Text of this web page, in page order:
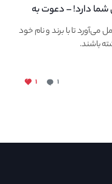
شما دارد! – دعوت به
می‌آورد تا با برند و نام خود
باشند.
۱ ۱